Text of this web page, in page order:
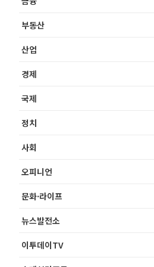
부동산
산업
경제
국제
정치
사회
오피니언
문화·라이프
뉴스발전소
이투데이TV